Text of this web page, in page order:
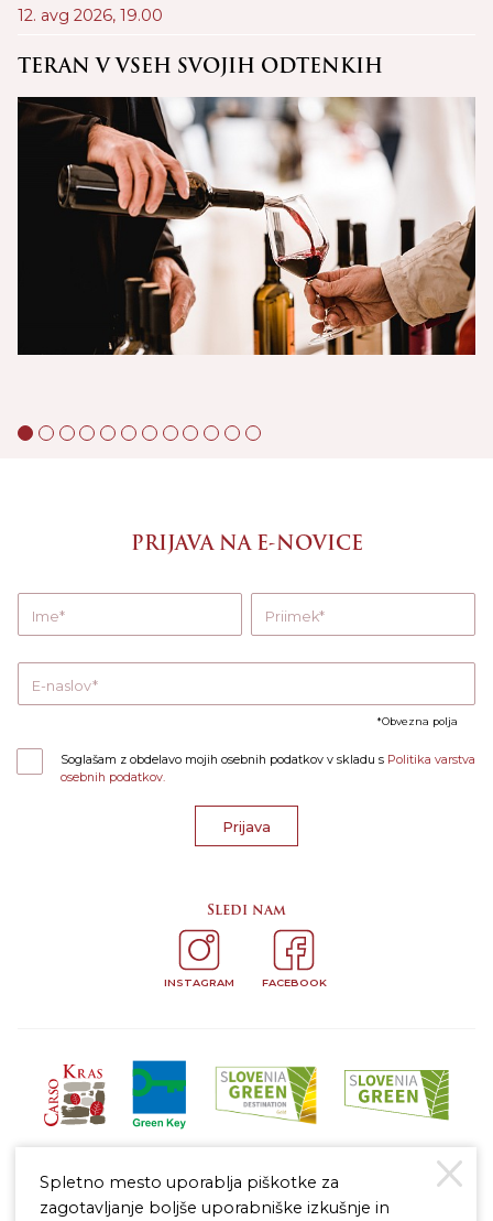
12. avg 2026, 19.00
TERAN V VSEH SVOJIH ODTENKIH
PRIJAVA NA E-NOVICE
Ime Priimek
E-naslov
Obvezna polja
Soglašam z obdelavo mojih osebnih podatkov v skladu s Politika varstva
osebnih podatkov.
Prijava
Sledi nam
INSTAGRAM FACEBOOK
Spletno mesto uporablja piškotke za
zagotavljanje boljše uporabniške izkušnje in